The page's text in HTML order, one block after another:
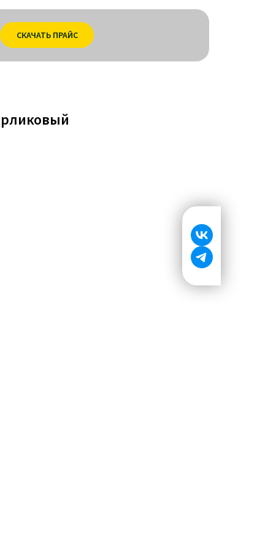
СКАЧАТЬ ПРАЙС